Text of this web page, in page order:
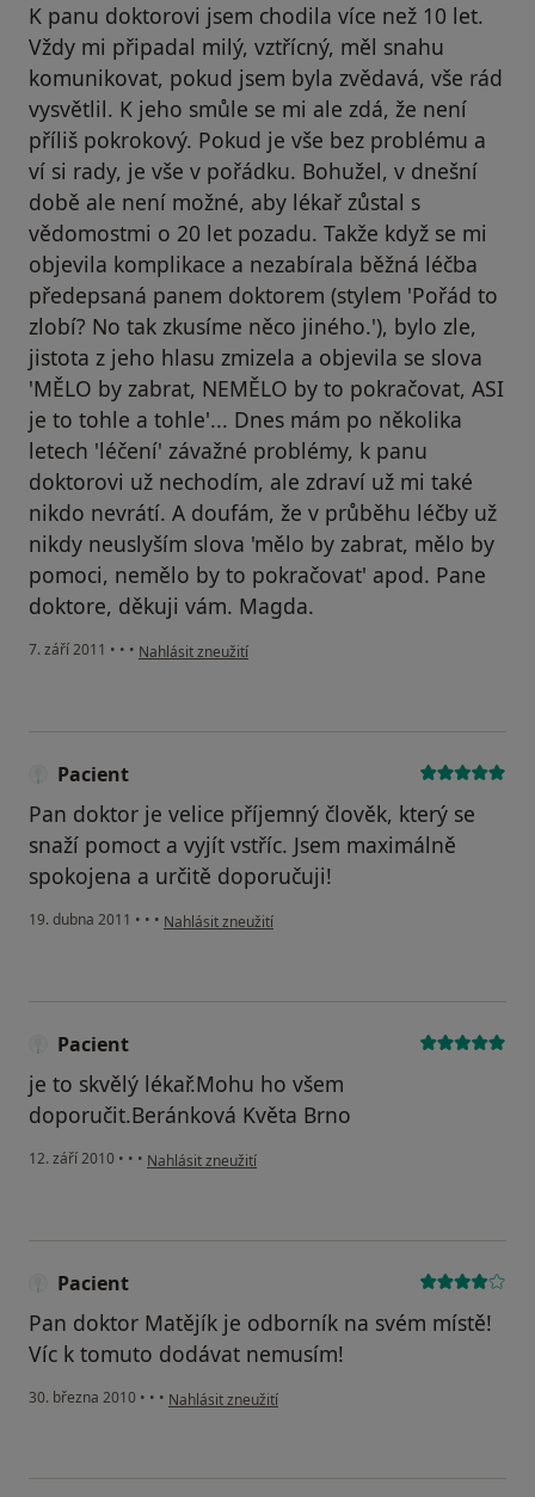
K panu doktorovi jsem chodila více než 10 let.
Vždy mi připadal milý, vztřícný, měl snahu
komunikovat, pokud jsem byla zvědavá, vše rád
vysvětlil. K jeho smůle se mi ale zdá, že není
příliš pokrokový. Pokud je vše bez problému a
ví si rady, je vše v pořádku. Bohužel, v dnešní
době ale není možné, aby lékař zůstal s
vědomostmi o 20 let pozadu. Takže když se mi
objevila komplikace a nezabírala běžná léčba
předepsaná panem doktorem (stylem 'Pořád to
zlobí? No tak zkusíme něco jiného.'), bylo zle,
jistota z jeho hlasu zmizela a objevila se slova
'MĚLO by zabrat, NEMĚLO by to pokračovat, ASI
je to tohle a tohle'... Dnes mám po několika
letech 'léčení' závažné problémy, k panu
doktorovi už nechodím, ale zdraví už mi také
nikdo nevrátí. A doufám, že v průběhu léčby už
nikdy neuslyším slova 'mělo by zabrat, mělo by
pomoci, nemělo by to pokračovat' apod. Pane
doktore, děkuji vám. Magda.
7. září 2011 • • • podle názoru uživatele Pacient
Nahlásit zneužití
Pacient
Pan doktor je velice příjemný člověk, který se
snaží pomoct a vyjít vstříc. Jsem maximálně
spokojena a určitě doporučuji!
19. dubna 2011 • • • podle názoru uživatele Pacient
Nahlásit zneužití
Pacient
je to skvělý lékař.Mohu ho všem
doporučit.Beránková Květa Brno
12. září 2010 • • • podle názoru uživatele Pacient
Nahlásit zneužití
Pacient
Pan doktor Matějík je odborník na svém místě!
Víc k tomuto dodávat nemusím!
30. března 2010 • • • podle názoru uživatele Pacient
Nahlásit zneužití